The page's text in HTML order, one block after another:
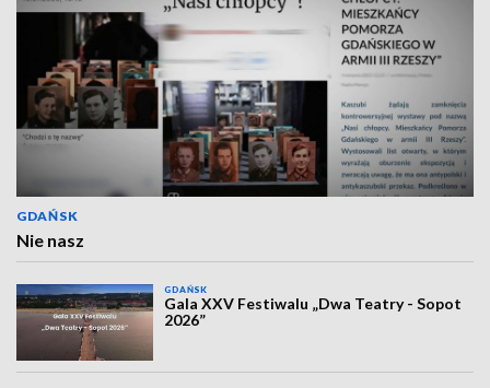
GDAŃSK
Nie nasz
GDAŃSK
Gala XXV Festiwalu „Dwa Teatry - Sopot
2026”